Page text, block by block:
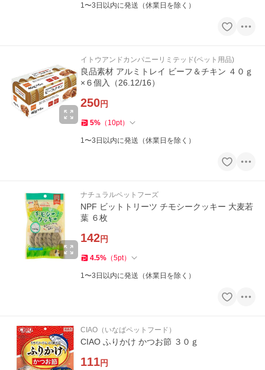
1〜3日以内に発送（休業日を除く）
イトウアンドカンパニーリミテッド(ペット用品)
良品素材 アルミトレイ ビーフ＆チキン ４０ｇ
×６個入（26.12/16）
250円
5% （ 10pt）
1〜3日以内に発送（休業日を除く）
ナチュラルペットフーズ
NPF ビットトリーツ チモシークッキー 大麦若
葉 ６枚
142円
4.5% （5pt）
1〜3日以内に発送（休業日を除く）
CIAO（いなばペットフード）
CIAO ふりかけ かつお節 ３０ｇ
111円